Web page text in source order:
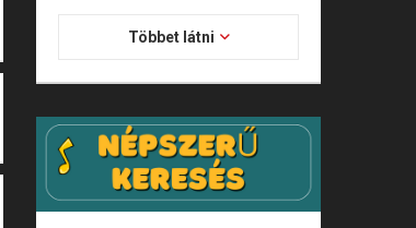
Többet látni